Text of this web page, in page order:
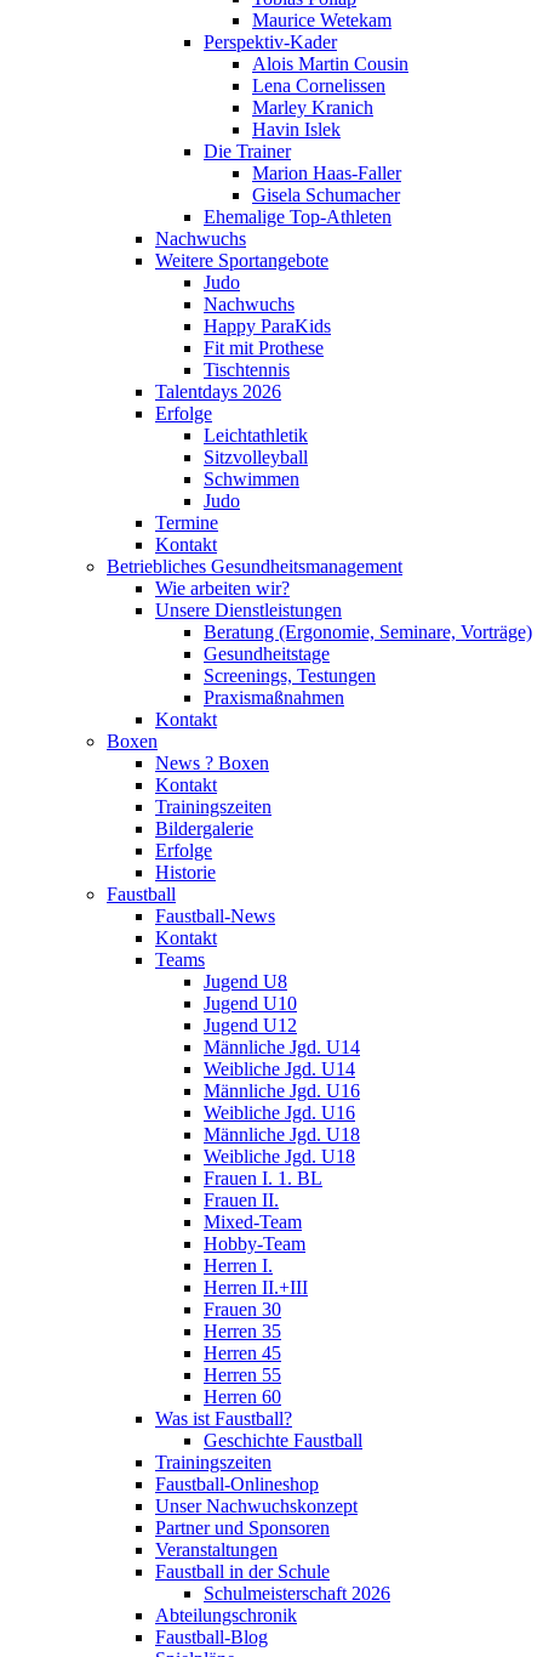
Maurice Wetekam
Perspektiv-Kader
Alois Martin Cousin
Lena Cornelissen
Marley Kranich
Havin Islek
Die Trainer
Marion Haas-Faller
Gisela Schumacher
Ehemalige Top-Athleten
Nachwuchs
Weitere Sportangebote
Judo
Nachwuchs
Happy ParaKids
Fit mit Prothese
Tischtennis
Talentdays 2026
Erfolge
Leichtathletik
Sitzvolleyball
Schwimmen
Judo
Termine
Kontakt
Betriebliches Gesundheits­management
Wie arbeiten wir?
Unsere Dienstleistungen
Beratung (Ergonomie, Seminare, Vorträge)
Gesundheitstage
Screenings, Testungen
Praxismaßnahmen
Kontakt
Boxen
News ? Boxen
Kontakt
Trainingszeiten
Bildergalerie
Erfolge
Historie
Faustball
Faustball-News
Kontakt
Teams
Jugend U8
Jugend U10
Jugend U12
Männliche Jgd. U14
Weibliche Jgd. U14
Männliche Jgd. U16
Weibliche Jgd. U16
Männliche Jgd. U18
Weibliche Jgd. U18
Frauen I. 1. BL
Frauen II.
Mixed-Team
Hobby-Team
Herren I.
Herren II.+III
Frauen 30
Herren 35
Herren 45
Herren 55
Herren 60
Was ist Faustball?
Geschichte Faustball
Trainingszeiten
Faustball-Onlineshop
Unser Nachwuchskonzept
Partner und Sponsoren
Veranstaltungen
Faustball in der Schule
Schulmeisterschaft 2026
Abteilungschronik
Faustball-Blog